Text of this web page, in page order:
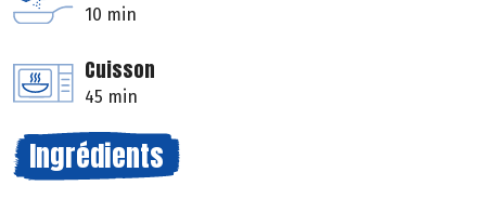
10 min
Cuisson
45 min
Ingrédients